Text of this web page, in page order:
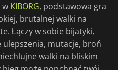
w KIBORG, podstawowa gra
brutalnej walki na
Łączy w sobie bijatyki,
mutacje, broń
walki na bliskim